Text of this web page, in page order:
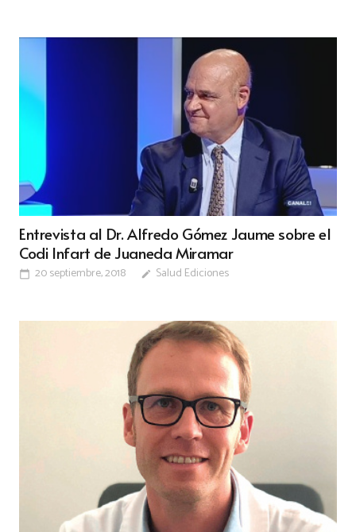
Entrevista al Dr. Alfredo Gómez Jaume sobre el
Codi Infart de Juaneda Miramar
calendar_today 20 septiembre, 2018 edit Salud Ediciones